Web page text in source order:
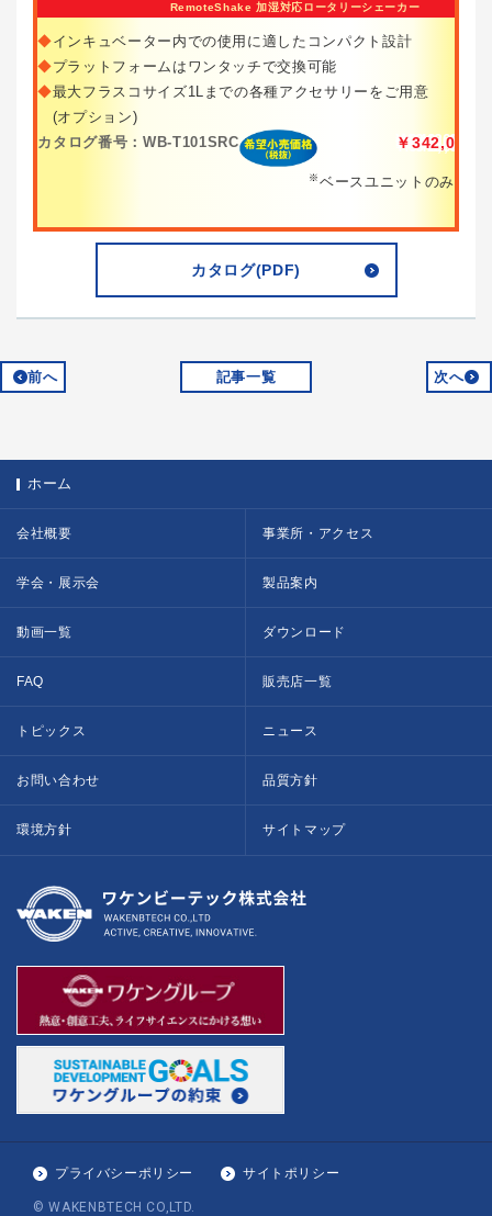
RemoteShake 加湿対応ロータリーシェーカー
◆インキュベーター内での使用に適したコンパクト設計
◆プラットフォームはワンタッチで交換可能
◆最大フラスコサイズ1Lまでの各種アクセサリーをご用意
(オプション)
カタログ番号：WB-T101SRC
￥342,000
※ ベースユニットのみ
カタログ(PDF)
前へ 記事一覧 次へ
ホーム
会社概要 事業所・アクセス
学会・展示会 製品案内
動画一覧 ダウンロード
FAQ 販売店一覧
トピックス ニュース
お問い合わせ 品質方針
環境方針 サイトマップ
プライバシーポリシー サイトポリシー
© WAKENBTECH CO,LTD.